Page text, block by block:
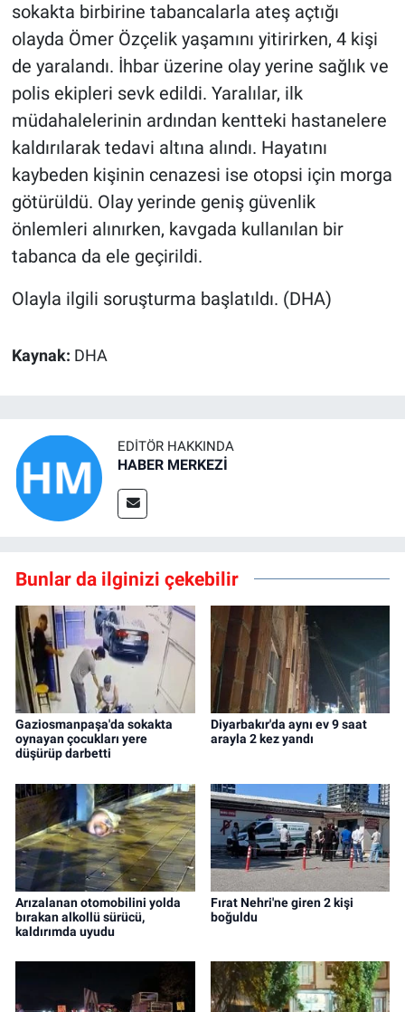
sokakta birbirine tabancalarla ateş açtığı
olayda Ömer Özçelik yaşamını yitirirken, 4 kişi
de yaralandı. İhbar üzerine olay yerine sağlık ve
polis ekipleri sevk edildi. Yaralılar, ilk
müdahalelerinin ardından kentteki hastanelere
kaldırılarak tedavi altına alındı. Hayatını
kaybeden kişinin cenazesi ise otopsi için morga
götürüldü. Olay yerinde geniş güvenlik
önlemleri alınırken, kavgada kullanılan bir
tabanca da ele geçirildi.
Olayla ilgili soruşturma başlatıldı. (DHA)
Kaynak: DHA
EDITÖR HAKKINDA
HABER MERKEZİ
Bunlar da ilginizi çekebilir
Gaziosmanpaşa'da sokakta
oynayan çocukları yere
düşürüp darbetti
Diyarbakır'da aynı ev 9 saat
arayla 2 kez yandı
Arızalanan otomobilini yolda
bırakan alkollü sürücü,
kaldırımda uyudu
Fırat Nehri'ne giren 2 kişi
boğuldu